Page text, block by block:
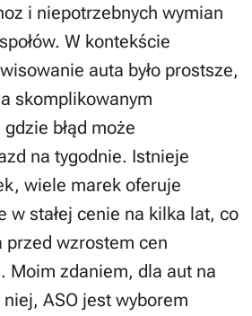
i niepotrzebnych wymian
W kontekście
auta było prostsze,
skomplikowanym
błąd może
na tygodnie. Istnieje
wiele marek oferuje
w stałej cenie na kilka lat, co
przed wzrostem cen
Moim zdaniem, dla aut na
ASO jest wyborem